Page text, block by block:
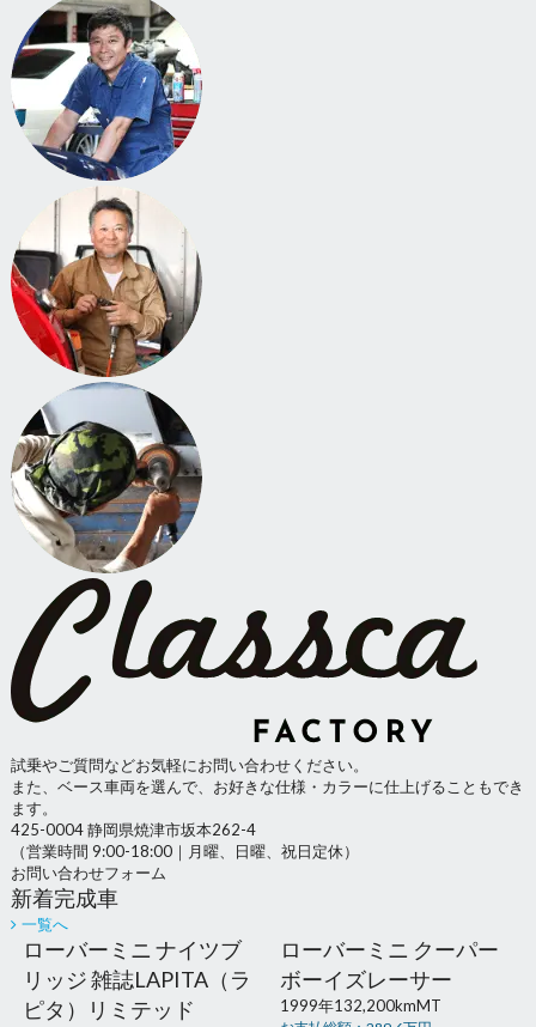
試乗やご質問などお気軽にお問い合わせください。
また、ベース車両を選んで、お好きな仕様・カラーに仕上げることもでき
ます。
425-0004 静岡県焼津市坂本262-4
（営業時間 9:00-18:00｜月曜、日曜、祝日定休）
お問い合わせフォーム
新着完成車
一覧へ
ローバーミニ ナイツブ
リッジ 雑誌LAPITA（ラ
ピタ）リミテッド
ローバーミニ クーパー
ボーイズレーサー
1999年132,200kmMT